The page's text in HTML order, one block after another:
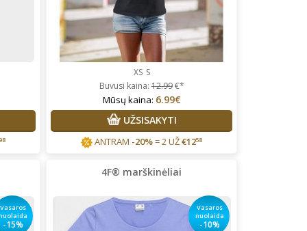
98
XS S
Buvusi kaina:12.99€*
Mūsų kaina: 6.99€
UŽSISAKYTI
ANTRAM -20%= 2 UŽ€1258
Vasaros
-15%
4F® marškinėliai
Vasaros
nuolaida
-10%